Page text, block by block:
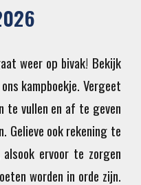
weer op bivak! Bekijk
kampboekje. Vergeet
te vullen en af te geven
Gelieve ook rekening te
ervoor te zorgen
worden in orde zijn.